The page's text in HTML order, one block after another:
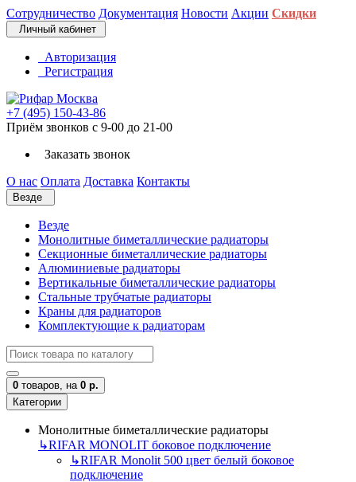
Сотрудничество Документация Новости Акции Скидки
Личный кабинет
Авторизация
Регистрация
+7 (495) 150-43-86
Приём звонков с 9-00 до 21-00
Заказать звонок
О нас Оплата Доставка Контакты
Везде
Везде
Монолитные биметаллические радиаторы
Секционные биметаллические радиаторы
Алюминиевые радиаторы
Вертикальные биметаллические радиаторы
Стальные трубчатые радиаторы
Краны для радиаторов
Комплектующие к радиаторам
0 товаров, на 0 р.
Категории
Монолитные биметаллические радиаторы
↳RIFAR MONOLIT боковое подключение
↳RIFAR Monolit 500 цвет белый боковое
подключение